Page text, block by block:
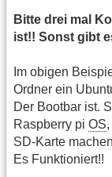
Bitte drei mal
ist!! Sonst gibt
Im obigen
Ordner ein
Der Bootbar ist.
Raspberry pi OS
SD-Karte
Es Funktioniert!!